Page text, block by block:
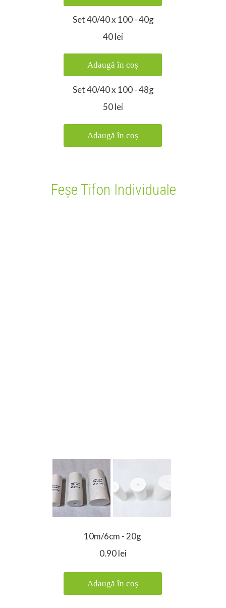
Adaugă în coș
Adaugă în coș
Adaugă în coș
10m/6cm - 20g
0.90 lei
Feșe Tifon Individuale
Set 40/40 x 100 - 40g
40 lei
Set 40/40 x 100 - 48g
50 lei